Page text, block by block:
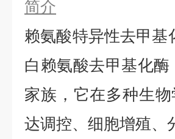
简介
赖氨酸特异性去甲基
白赖氨酸去甲基化
家族，它在多种生
达调控、细胞增殖、